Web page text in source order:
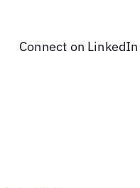
Connect on LinkedIn